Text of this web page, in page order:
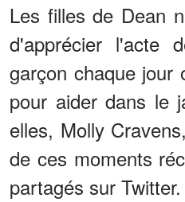
Les filles de Dean
d'apprécier l'acte
garçon chaque jour
pour aider dans le
elles, Molly
de ces moments
partagés sur